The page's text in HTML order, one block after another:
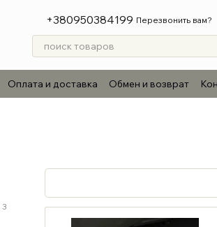
+380950384199 Перезвонить вам?
Оплата и доставка Обмен и возврат
3